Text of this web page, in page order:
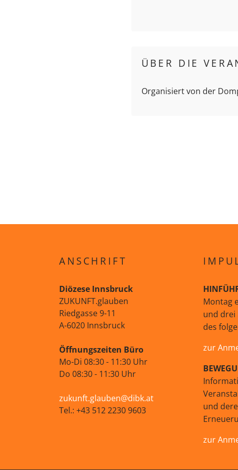
ÜBER DIE
Organisiert von der
ANSCHRIFT
Diözese Innsbruck
ZUKUNFT.glauben
Riedgasse 9-11
A-6020 Innsbruck
Öffnungszeiten Büro
Mo-Di 08:30 - 11:30 Uhr
Do 08:30 - 11:30 Uhr
zukunft.glauben@dibk.at
Tel.: +43 512 2230 9603
Montag
und drei
des
zur
und
zur